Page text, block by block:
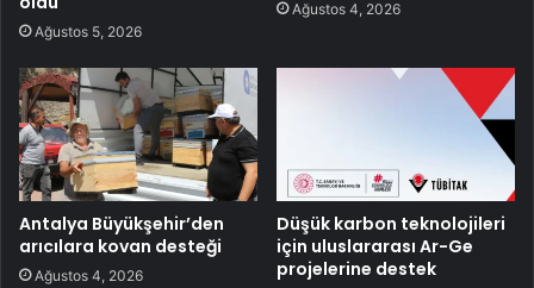
Ağustos 5, 2026
Ağustos 4, 2026
Antalya Büyükşehir’den
arıcılara kovan desteği
Ağustos 4, 2026
Düşük karbon teknolojileri
için uluslararası Ar-Ge
projelerine destek